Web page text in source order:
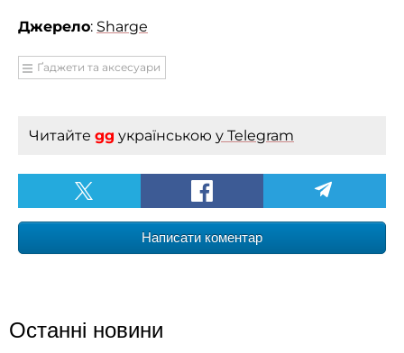
Джерело: Sharge
Ґаджети та аксесуари
Читайте gg українською у Telegram
Написати коментар
Останні новини